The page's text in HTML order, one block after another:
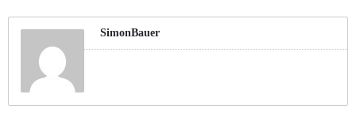
SimonBauer